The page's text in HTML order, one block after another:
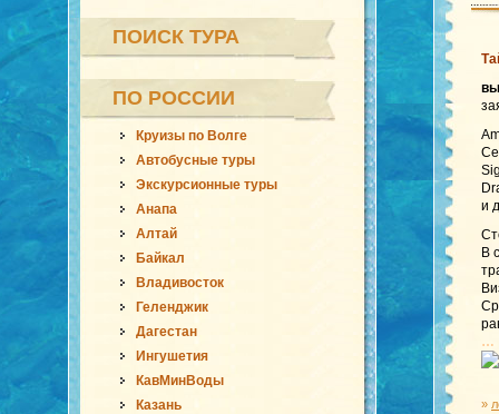
ПОИСК ТУРА
ПО РОССИИ
Круизы по Волге
Автобусные туры
Экскурсионные туры
Анапа
Алтай
Байкал
Владивосток
Геленджик
Дагестан
Ингушетия
КавМинВоды
Казань
и
В
…
»